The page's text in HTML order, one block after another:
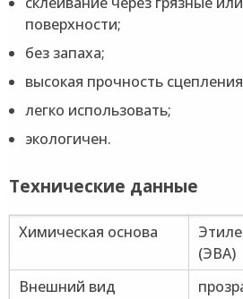
поверхности;
без запаха;
высокая прочность
легко использовать;
экологичен.
Технические данные
Химическая основа
(ЭВА)
Внешний вид